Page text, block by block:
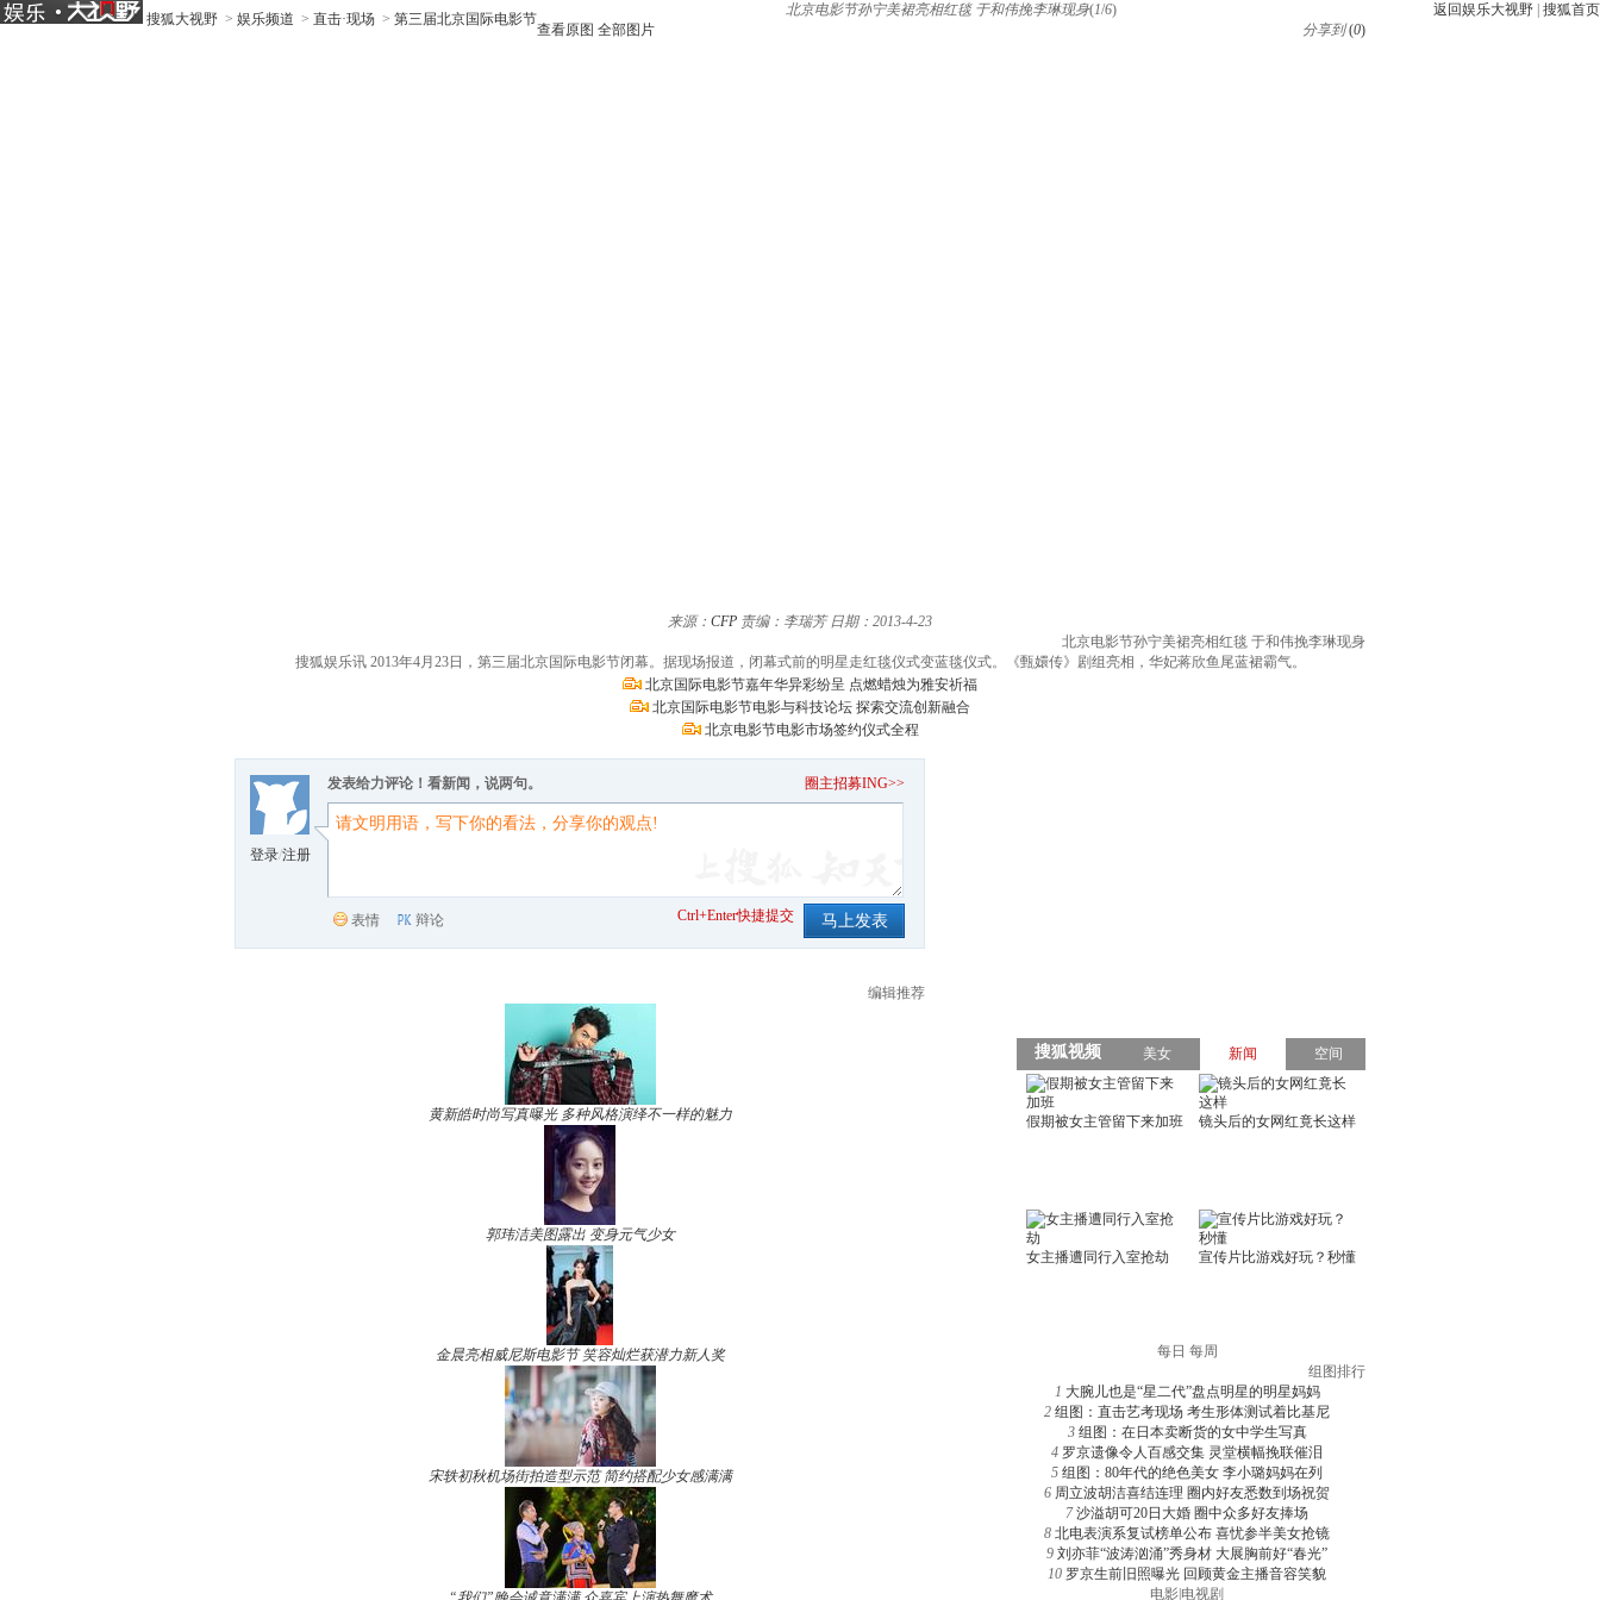
搜狐大视野 > 娱乐频道 > 直击·现场 > 第三届北京国际电影节
返回娱乐大视野 搜狐首页
北京电影节孙宁美裙亮相红毯 于和伟挽李琳现身(1/6)
查看原图 全部图片 分享到 (0)
来源： CFP 责编：李瑞芳 日期：2013-4-23
北京电影节孙宁美裙亮相红毯 于和伟挽李琳现身
搜狐娱乐讯 2013年4月23日，第三届北京国际电影节闭幕。据现场报道，闭幕式前的明星走红毯仪式变蓝毯仪式。《甄嬛传》剧组亮相，华妃蒋欣鱼尾蓝裙霸气。
北京国际电影节嘉年华异彩纷呈 点燃蜡烛为雅安祈福
北京国际电影节电影与科技论坛 探索交流创新融合
北京电影节电影市场签约仪式全程
登录/注册
发表给力评论！看新闻，说两句。 圈主招募ING>>
表情 辩论 Ctrl+Enter快捷提交
编辑推荐
黄新皓时尚写真曝光 多种风格演绎不一样的魅力
郭玮洁美图露出 变身元气少女
金晨亮相威尼斯电影节 笑容灿烂获潜力新人奖
宋轶初秋机场街拍造型示范 简约搭配少女感满满
每日 每周
组图排行
1 大腕儿也是“星二代”盘点明星的明星妈妈
2 组图：直击艺考现场 考生形体测试着比基尼
3 组图：在日本卖断货的女中学生写真
4 罗京遗像令人百感交集 灵堂横幅挽联催泪
5 组图：80年代的绝色美女 李小璐妈妈在列
6 周立波胡洁喜结连理 圈内好友悉数到场祝贺
7 沙溢胡可20日大婚 圈中众多好友捧场
8 北电表演系复试榜单公布 喜忧参半美女抢镜
9 刘亦菲“波涛汹涌”秀身材 大展胸前好“春光”
10 罗京生前旧照曝光 回顾黄金主播音容笑貌
电影 电视剧